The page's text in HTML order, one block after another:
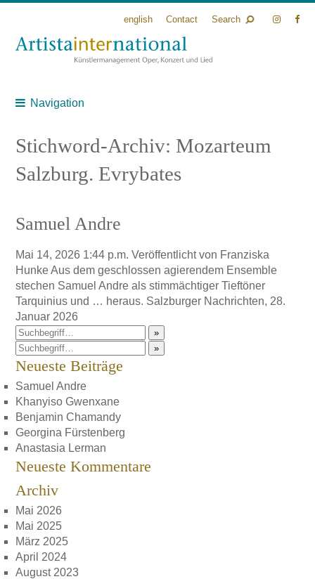
english Contact Search
Navigation
Stichword-Archiv: Mozarteum
Salzburg. Evrybates
Samuel Andre
Mai 14, 2026 1:44 p.m. Veröffentlicht von Franziska
Hunke Aus dem geschlossen agierendem Ensemble
stechen Samuel Andre als stimmächtiger Tieftöner
Tarquinius und … heraus. Salzburger Nachrichten, 28.
Januar 2026
»
»
Neueste Beiträge
Samuel Andre
Khanyiso Gwenxane
Benjamin Chamandy
Georgina Fürstenberg
Anastasia Lerman
Neueste Kommentare
Archiv
Mai 2026
Mai 2025
März 2025
April 2024
August 2023